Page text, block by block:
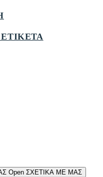
Open ΣΧΕΤΙΚΑ ΜΕ ΜΑΣ